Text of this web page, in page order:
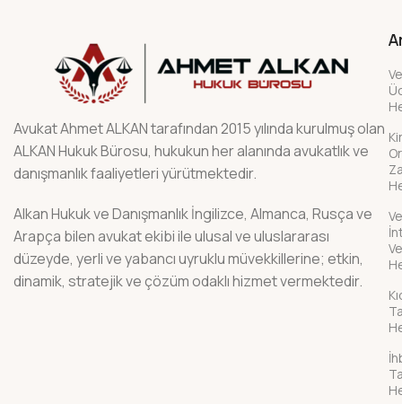
Avukat Ahmet ALKAN tarafından 2015 yılında kurulmuş olan
ALKAN Hukuk Bürosu, hukukun her alanında avukatlık ve
danışmanlık faaliyetleri yürütmektedir.
Alkan Hukuk ve Danışmanlık İngilizce, Almanca, Rusça ve
Arapça bilen avukat ekibi ile ulusal ve uluslararası
düzeyde, yerli ve yabancı uyruklu müvekkillerine; etkin,
dinamik, stratejik ve çözüm odaklı hizmet vermektedir.